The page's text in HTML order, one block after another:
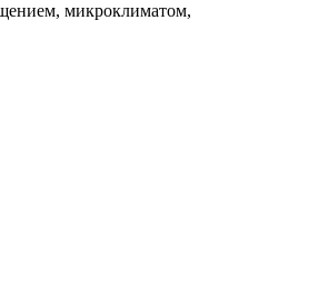
микроклиматом,